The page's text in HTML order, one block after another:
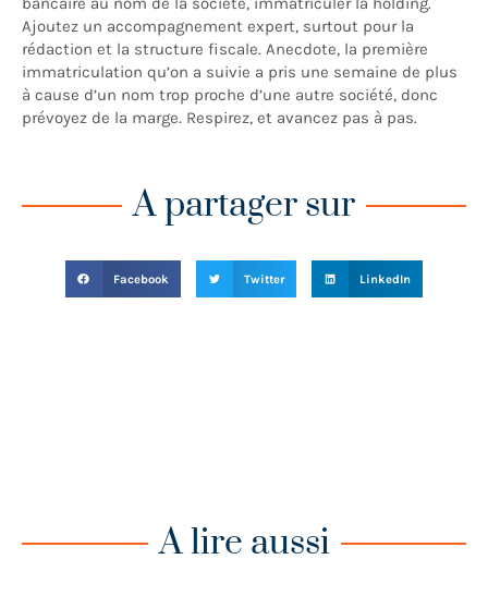
Ajoutez un accompagnement expert, surtout pour la
rédaction et la structure fiscale. Anecdote, la première
immatriculation qu’on a suivie a pris une semaine de plus
à cause d’un nom trop proche d’une autre société, donc
prévoyez de la marge. Respirez, et avancez pas à pas.
A partager sur
Facebook Twitter LinkedIn
A lire aussi